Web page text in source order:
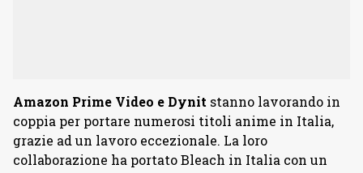
Amazon Prime Video e Dynit stanno lavorando in
coppia per portare numerosi titoli anime in Italia,
grazie ad un lavoro eccezionale. La loro
collaborazione ha portato Bleach in Italia con un